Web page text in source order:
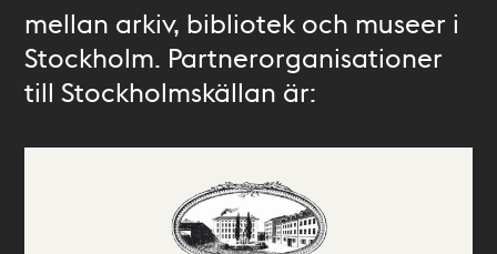
mellan arkiv, bibliotek och museer i
Stockholm. Partnerorganisationer
till Stockholmskällan är: